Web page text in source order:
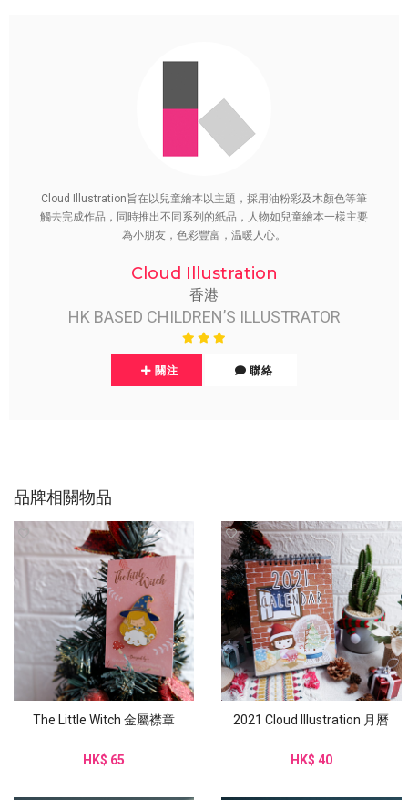
Cloud Illustration旨在以兒童繪本以主題，採用油粉彩及木顏色等筆
觸去完成作品，同時推出不同系列的紙品，人物如兒童繪本一樣主要
為小朋友，色彩豐富，温暖人心。
Cloud Illustration
香港
HK BASED CHILDREN’S ILLUSTRATOR
關注 聯絡
品牌相關物品
The Little Witch 金屬襟章
HK$ 65
2021 Cloud Illustration 月曆
HK$ 40